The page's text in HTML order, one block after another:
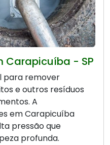
Carapicuíba - SP
para remover
e outros resíduos
A
em Carapicuíba
pressão que
profunda.